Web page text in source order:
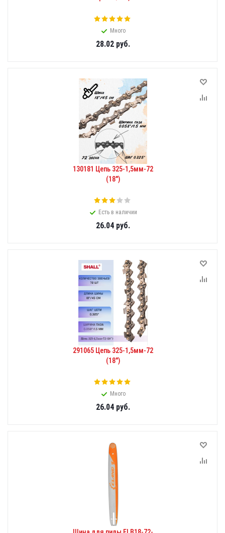
Много
28.02руб.
130181 Цепь 325-1,5мм-72
(18")
Есть в наличии
26.04руб.
291065 Цепь 325-1,5мм-72
(18")
Много
26.04руб.